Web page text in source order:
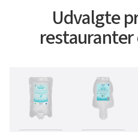
Udvalgte